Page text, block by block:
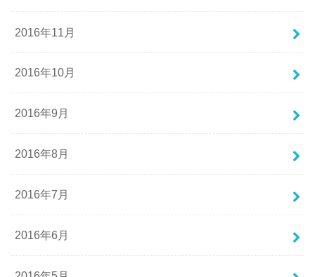
2016年11月
2016年10月
2016年9月
2016年8月
2016年7月
2016年6月